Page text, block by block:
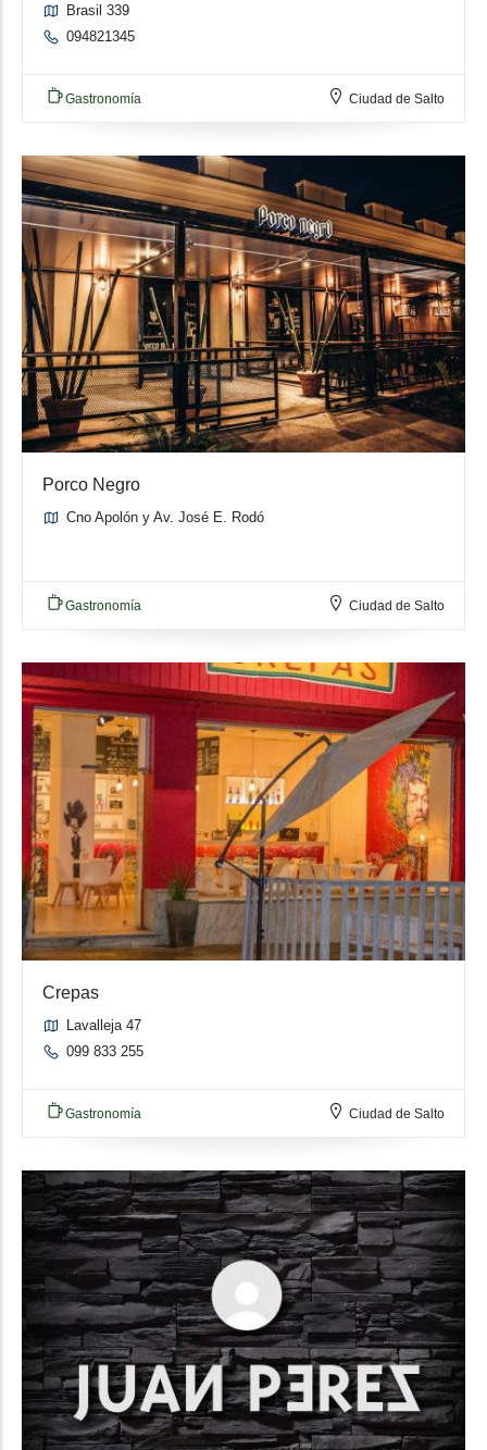
Brasil 339
094821345
Gastronomía Ciudad de Salto
Porco Negro
Cno Apolón y Av. José E. Rodó
Gastronomía Ciudad de Salto
Crepas
Lavalleja 47
099 833 255
Gastronomía Ciudad de Salto